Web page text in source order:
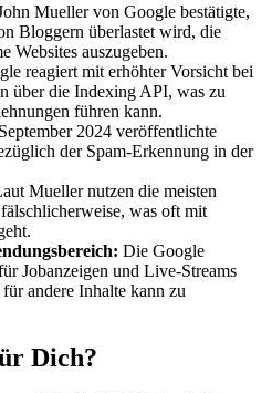
Mueller von Google bestätigte,
Bloggern überlastet wird, die
Websites auszugeben.
reagiert mit erhöhter Vorsicht bei
über die Indexing API, was zu
führen kann.
2024 veröffentlichte
der Spam-Erkennung in der
Mueller nutzen die meisten
was oft mit
Die Google
Jobanzeigen und Live-Streams
andere Inhalte kann zu
Dich?